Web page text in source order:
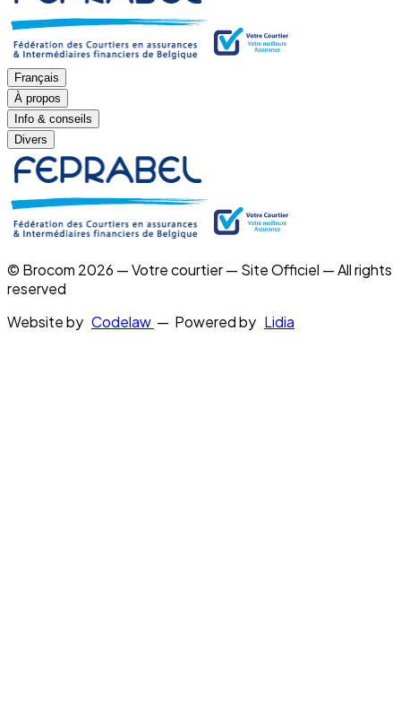
Français
À propos
Info & conseils
Divers
© Brocom 2026 — Votre courtier — Site Officiel — All rights
reserved
Website by Codelaw — Powered by Lidia